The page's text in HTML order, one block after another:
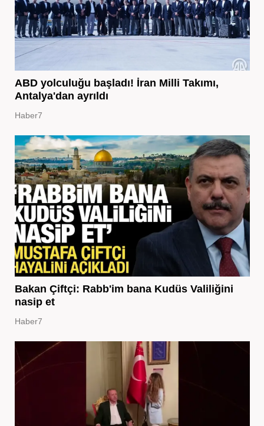
ABD yolculuğu başladı! İran Milli Takımı,
Antalya'dan ayrıldı
Haber7
Bakan Çiftçi: Rabb'im bana Kudüs Valiliğini
nasip et
Haber7